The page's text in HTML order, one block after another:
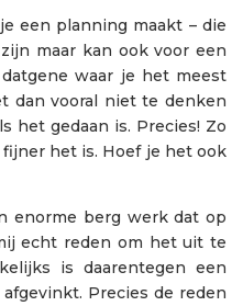
een planning maakt – die
maar kan ook voor een
waar je het meest
dan vooral niet te denken
het gedaan is. Precies! Zo
het is. Hoef je het ook
enorme berg werk dat op
echt reden om het uit te
is daarentegen een
Precies de reden